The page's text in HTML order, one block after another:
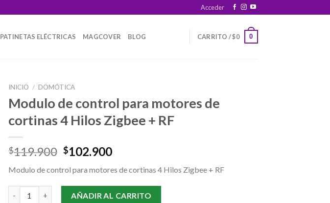
Acceder
PATINETAS ELÉCTRICAS MAGCOVER BLOG CARRITO /$0 0
INICIO / DOMÓTICA
Modulo de control para motores de
cortinas 4 Hilos Zigbee + RF
$119.900 Original
was:
$119.900.
$102.900Current
is:
$102.900.
Modulo de control para motores de cortinas 4 Hilos Zigbee + RF
Modulo de control para motores de cortinas 4 Hilos Zigbee + RF cantidad
AÑADIR AL CARRITO